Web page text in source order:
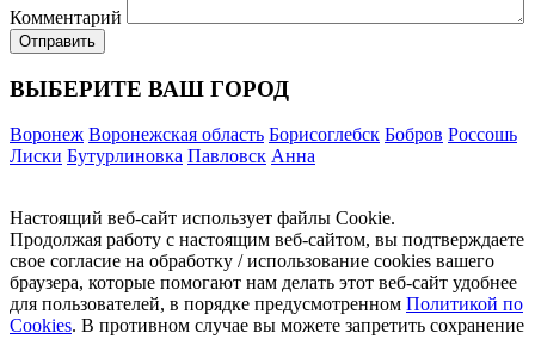
Комментарий
ВЫБЕРИТЕ ВАШ ГОРОД
Воронеж Воронежская область Борисоглебск Бобров Россошь
Лиски Бутурлиновка Павловск Анна
Настоящий веб-сайт использует файлы Cookie.
Продолжая работу с настоящим веб-сайтом, вы подтверждаете
свое согласие на обработку / использование cookies вашего
браузера, которые помогают нам делать этот веб-сайт удобнее
для пользователей, в порядке предусмотренном Политикой по
Cookies. В противном случае вы можете запретить сохранение